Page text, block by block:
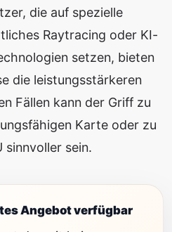
die auf spezielle
Raytracing oder KI-
setzen, bieten
die leistungsstärkeren
Fällen kann der Griff zu
Karte oder zu
sinnvoller sein.
Angebot verfügbar